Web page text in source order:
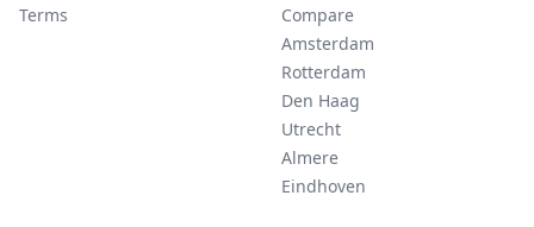
Terms
Compare
Amsterdam
Rotterdam
Den Haag
Utrecht
Almere
Eindhoven